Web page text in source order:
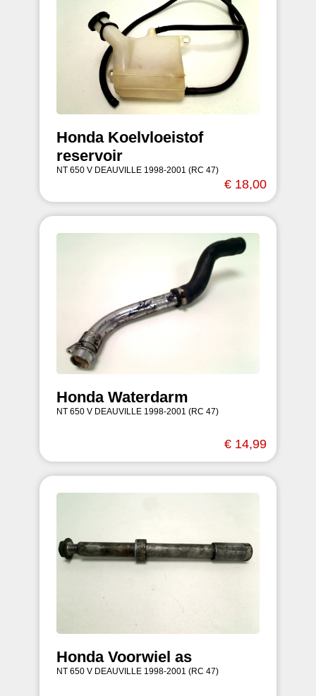
Honda Koelvloeistof
reservoir
NT 650 V DEAUVILLE 1998-2001 (RC 47)
€ 18,00
Honda Waterdarm
NT 650 V DEAUVILLE 1998-2001 (RC 47)
€ 14,99
Honda Voorwiel as
NT 650 V DEAUVILLE 1998-2001 (RC 47)